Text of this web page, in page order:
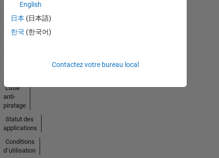
English
日本 (日本語)
한국 (한국어)
Contactez votre bureau local
Trust
Center
déposées
confidentialité
Lutte
anti-
piratage
Statut des
applications
Conditions
d՚utilisation